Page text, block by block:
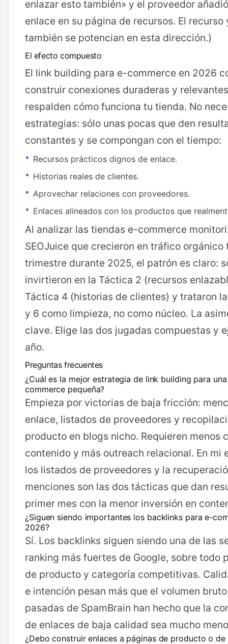
enlazar esto también» y el proveedor
enlace en su página de recursos. El recurso
también se potencian en esta dirección.)
El efecto compuesto
El link building para e-commerce en 2026
construir conexiones duraderas y
respalden cómo funciona tu tienda. No
estrategias: sólo unas pocas que den
constantes y se compongan con el tiempo:
Recursos prácticos dignos de enlace.
Historias reales de clientes.
Aprovechar relaciones con proveedores.
Enlaces alineados con los productos que
Al analizar las tiendas e-commerce
SEOJuice que crecieron en tráfico
trimestre durante 2025, el patrón es claro:
invirtieron en la Táctica 2 (recursos
Táctica 4 (historias de clientes) y trataron
y 6 como limpieza, no como núcleo. La
clave. Elige las dos jugadas compuestas y
año.
Preguntas frecuentes
¿Cuál es la mejor estrategia de link building para
commerce pequeña?
Empieza por victorias de baja fricción:
enlace, listados de proveedores y
producto en blogs nicho. Requieren menos
contenido y más outreach relacional. En mi
los listados de proveedores y la
menciones son las dos tácticas que dan
primer mes con la menor inversión en
¿Siguen siendo importantes los backlinks para e-
2026?
Sí. Los backlinks siguen siendo una de las
ranking más fuertes de Google, sobre todo
de producto y categoría competitivas.
e intención pesan más que el volumen
pasadas de SpamBrain han hecho que la
de enlaces de baja calidad sea mucho
¿Debo construir enlaces a páginas de producto o